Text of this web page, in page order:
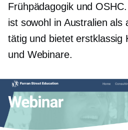
Frühpädagogik und
ist sowohl in Australien als
tätig und bieteterstklassig
und Webinare.